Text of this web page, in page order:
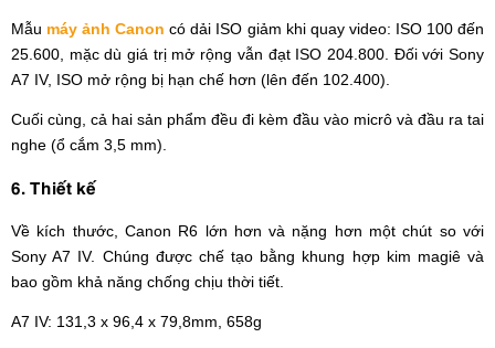
Mẫu máy ảnh Canon có dải ISO giảm khi quay video: ISO 100 đến
25.600, mặc dù giá trị mở rộng vẫn đạt ISO 204.800. Đối với Sony
A7 IV, ISO mở rộng bị hạn chế hơn (lên đến 102.400).
Cuối cùng, cả hai sản phẩm đều đi kèm đầu vào micrô và đầu ra tai
nghe (ổ cắm 3,5 mm).
6. Thiết kế
Về kích thước, Canon R6 lớn hơn và nặng hơn một chút so với
Sony A7 IV. Chúng được chế tạo bằng khung hợp kim magiê và
bao gồm khả năng chống chịu thời tiết.
A7 IV: 131,3 x 96,4 x 79,8mm, 658g